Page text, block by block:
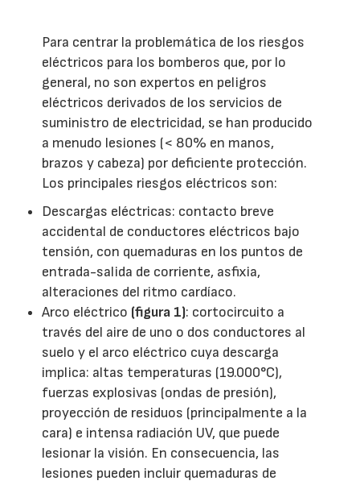
Para centrar la problemática de los riesgos
eléctricos para los bomberos que, por lo
general, no son expertos en peligros
eléctricos derivados de los servicios de
suministro de electricidad, se han producido
a menudo lesiones (< 80% en manos,
brazos y cabeza) por deficiente protección.
Los principales riesgos eléctricos son:
Descargas eléctricas: contacto breve
accidental de conductores eléctricos bajo
tensión, con quemaduras en los puntos de
entrada-salida de corriente, asfixia,
alteraciones del ritmo cardíaco.
Arco eléctrico (figura 1): cortocircuito a
través del aire de uno o dos conductores al
suelo y el arco eléctrico cuya descarga
implica: altas temperaturas (19.000°C),
fuerzas explosivas (ondas de presión),
proyección de residuos (principalmente a la
cara) e intensa radiación UV, que puede
lesionar la visión. En consecuencia, las
lesiones pueden incluir quemaduras de